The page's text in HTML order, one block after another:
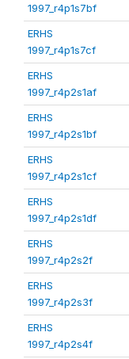
1997_r4p1s7bf
ERHS
1997_r4p1s7cf
ERHS
1997_r4p2s1af
ERHS
1997_r4p2s1bf
ERHS
1997_r4p2s1cf
ERHS
1997_r4p2s1df
ERHS
1997_r4p2s2f
ERHS
1997_r4p2s3f
ERHS
1997_r4p2s4f